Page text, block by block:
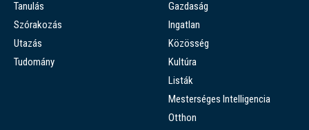
Tanulás
Szórakozás
Utazás
Tudomány
Gazdaság
Ingatlan
Közösség
Kultúra
Listák
Mesterséges Intelligencia
Otthon